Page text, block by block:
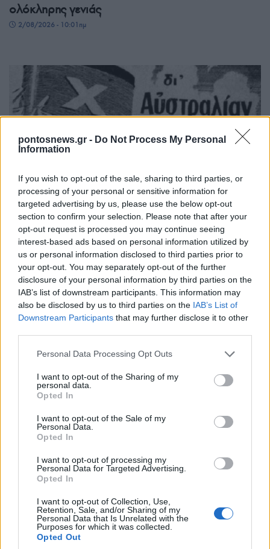
pontosnews.gr - Do Not Process My Personal
Information
If you wish to opt-out of the sale, sharing to third parties, or
processing of your personal or sensitive information for
targeted advertising by us, please use the below opt-out
section to confirm your selection. Please note that after your
opt-out request is processed you may continue seeing
interest-based ads based on personal information utilized by
us or personal information disclosed to third parties prior to
your opt-out. You may separately opt-out of the further
disclosure of your personal information by third parties on the
IAB’s list of downstream participants. This information may
also be disclosed by us to third parties on the IAB’s List of
Downstream Participants that may further disclose it to other
Please note that this website/app uses one or more Google
not limited to your visit or usage behaviour. You may click to
grant or deny consent to Google and its third-party tags to
use your data for below specified purposes in below Google
consent section.
Personal Data Processing Opt Outs
I want to opt-out of the Sharing of my
personal data.
Opted In
I want to opt-out of the Sale of my
Personal Data.
Opted In
I want to opt-out of processing my
Personal Data for Targeted Advertising.
Opted In
I want to opt-out of Collection, Use,
Retention, Sale, and/or Sharing of my
Personal Data that Is Unrelated with the
Purposes for which it was collected.
Opted Out
ολόκληρης γενιάς
2/08/2026 - 10:01πμ
ΟΜΟΓΕΝΕΙΑ
Όταν τα αρχεία κρατούν ζωντανή τη μνήμη της
ελληνικής διασποράς στη Μελβούρνη
1/08/2026 - 11:08μμ
ΟΜΟΓΕΝΕΙΑ
Μιχαήλ Μπαγλαρίδης – Ο Πόντιος ζωγράφος
του παλίμψηστου
1/08/2026 - 9:16μμ